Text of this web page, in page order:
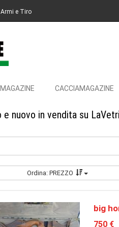
Armi e Tiro
CACCIAMAGAZINE
nuovo in vendita su
Ordina: PREZZO
big
750 €